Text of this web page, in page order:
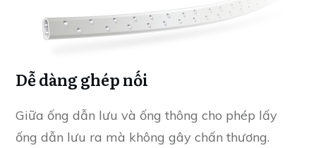
Dễ dàng ghép nối
Giữa ống dẫn lưu và ống thông cho phép lấy
ống dẫn lưu ra mà không gây chấn thương.